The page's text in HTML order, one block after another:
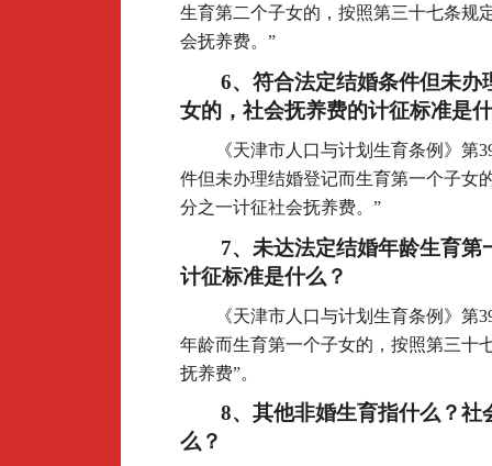
生育第二个子女的，按照第三十七条规
会抚养费。”
6、符合法定结婚条件但未
女的，社会抚养费的计征标准是
《天津市人口与计划生育条例》第
件但未办理结婚登记而生育第一个子女
分之一计征社会抚养费。”
7、未达法定结婚年龄生育
计征标准是什么？
《天津市人口与计划生育条例》第
年龄而生育第一个子女的，按照第三十
抚养费”。
8、其他非婚生育指什么？
么？